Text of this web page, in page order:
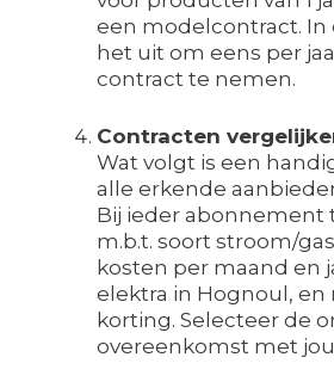
een modelcontract. In
het uit om eens per
contract te nemen.
Contracten
Wat volgt is een
alle erkende
Bij ieder abonnement
m.b.t. soort stroom/
kosten per maand en
elektra in Hognoul, en
korting. Selecteer de
overeenkomst met